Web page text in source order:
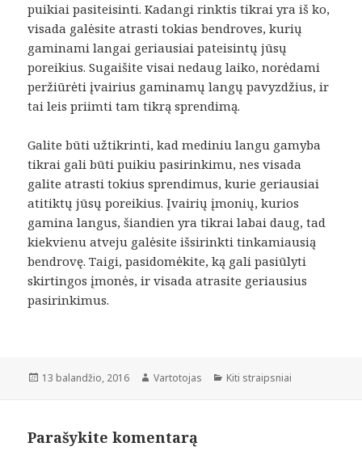
puikiai pasiteisinti. Kadangi rinktis tikrai yra iš ko,
visada galėsite atrasti tokias bendroves, kurių
gaminami langai geriausiai pateisintų jūsų
poreikius. Sugaišite visai nedaug laiko, norėdami
peržiūrėti įvairius gaminamų langų pavyzdžius, ir
tai leis priimti tam tikrą sprendimą.
Galite būti užtikrinti, kad mediniu langu gamyba
tikrai gali būti puikiu pasirinkimu, nes visada
galite atrasti tokius sprendimus, kurie geriausiai
atitiktų jūsų poreikius. Įvairių įmonių, kurios
gamina langus, šiandien yra tikrai labai daug, tad
kiekvienu atveju galėsite išsirinkti tinkamiausią
bendrovę. Taigi, pasidomėkite, ką gali pasiūlyti
skirtingos įmonės, ir visada atrasite geriausius
pasirinkimus.
Paskelbta
13 balandžio, 2016 Autorius
Vartotojas Kategorijos
Kiti straipsniai
Parašykite komentarą